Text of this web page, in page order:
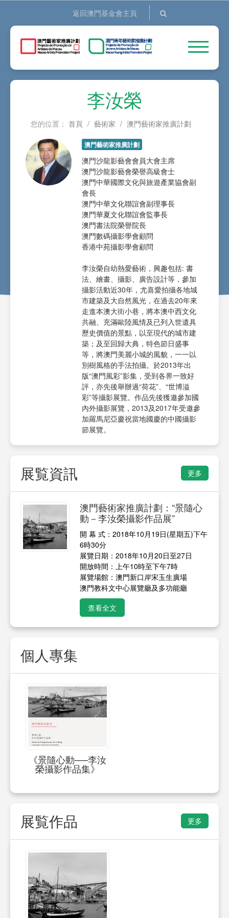
返回澳門基金會主頁
李汝榮
您的位置： 首頁 / 藝術家 / 澳門藝術家推廣計劃
澳門藝術家推廣計劃
澳門沙龍影藝會會員大會主席
澳門沙龍影藝會榮譽高級會士
澳門中華國際文化與旅遊產業協會副
會長
澳門中華文化聯誼會副理事長
澳門華夏文化聯誼會監事長
澳門書法院榮譽院長
澳門數碼攝影學會顧問
香港中苑攝影學會顧問
李汝榮自幼熱愛藝術，興趣包括: 書
法、繪畫、攝影、廣告設計等，參加
攝影活動近30年，尤喜愛拍攝各地城
市建築及大自然風光，在過去20年來
走進本澳大街小巷，將本澳中西文化
共融、充滿歐陸風情及已列入世遺具
歷史價值的景點，以至現代的城市建
築；及至回歸大典，特色節日盛事
等，將澳門美麗小城的風貌，一一以
別樹風格的手法拍攝。於2013年出
版“澳門風彩”影集，受到各界一致好
評，亦先後舉辦過“荷花”、“世博溢
彩”等攝影展覽。作品先後獲邀參加國
內外攝影展覽，2013及2017年受邀參
加羅馬尼亞慶祝當地國慶的中國攝影
節展覽。
展覧資訊 更多
澳門藝術家推廣計劃：“景隨心
動－李汝榮攝影作品展”
開 幕 式：2018年10月19日(星期五)下午
6時30分
展覽日期：2018年10月20日至27日
開放時間：上午10時至下午7時
展覽場館：澳門新口岸宋玉生廣場
澳門教科文中心展覽廳及多功能廳
查看全文
個人專集
《景隨心動──李汝
榮攝影作品集》
展覧作品 更多